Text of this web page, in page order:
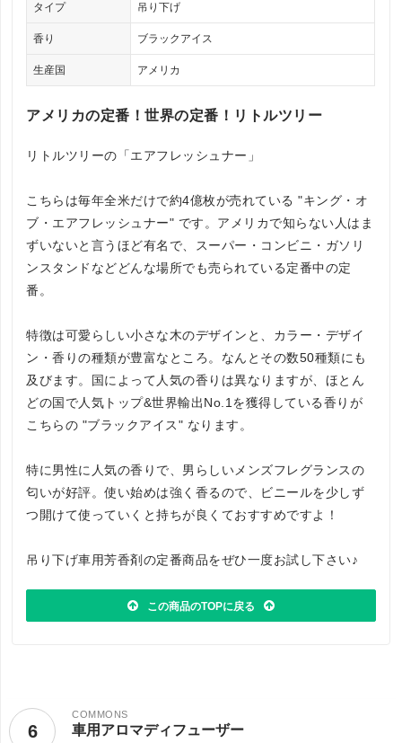
タイプ 吊り下げ
香り ブラックアイス
生産国 アメリカ
アメリカの定番！世界の定番！リトルツリー
リトルツリーの「エアフレッシュナー」
こちらは毎年全米だけで約4億枚が売れている "キング・オ
ブ・エアフレッシュナー" です。アメリカで知らない人はま
ずいないと言うほど有名で、スーパー・コンビニ・ガソリ
ンスタンドなどどんな場所でも売られている定番中の定
番。
特徴は可愛らしい小さな木のデザインと、カラー・デザイ
ン・香りの種類が豊富なところ。なんとその数50種類にも
及びます。国によって人気の香りは異なりますが、ほとん
どの国で人気トップ&世界輸出No.1を獲得している香りが
こちらの "ブラックアイス" なります。
特に男性に人気の香りで、男らしいメンズフレグランスの
匂いが好評。使い始めは強く香るので、ビニールを少しず
つ開けて使っていくと持ちが良くておすすめですよ！
吊り下げ車用芳香剤の定番商品をぜひ一度お試し下さい♪
この商品のTOPに戻る
6
COMMONS
車用アロマディフューザー